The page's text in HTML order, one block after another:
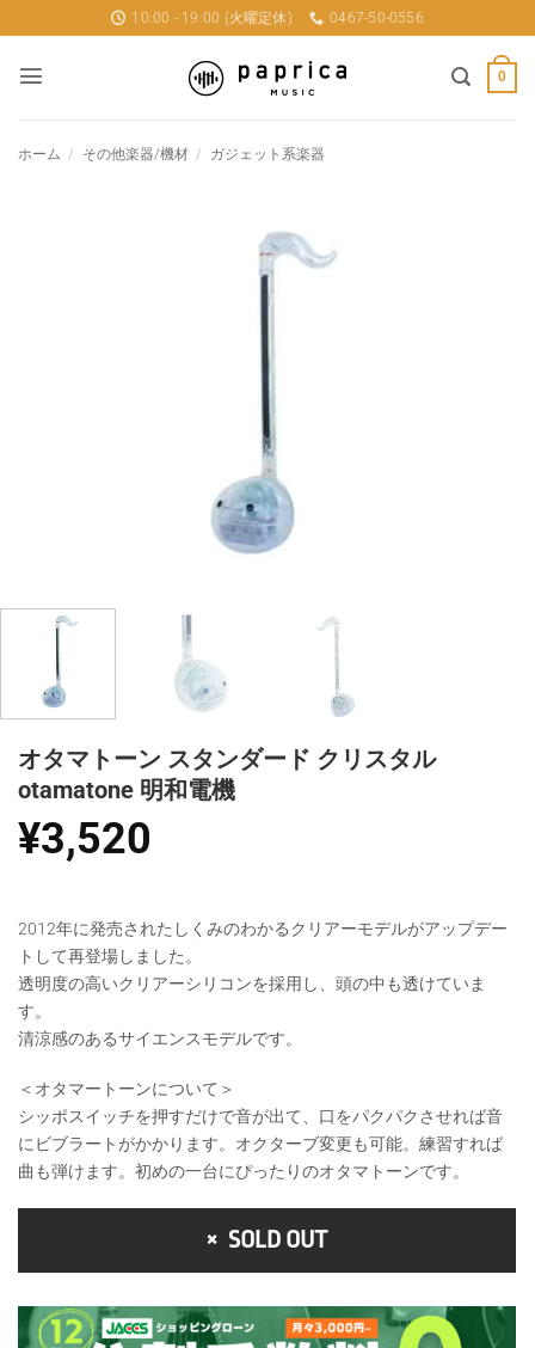
to
content
10:00 - 19:00 (火曜定休) 0467-50-0556
0
ホーム / その他楽器/機材 / ガジェット系楽器
オタマトーン スタンダード クリスタル
otamatone 明和電機
¥3,520
2012年に発売されたしくみのわかるクリアーモデルがアップデー
トして再登場しました。
透明度の高いクリアーシリコンを採用し、頭の中も透けていま
す。
清涼感のあるサイエンスモデルです。
＜オタマートーンについて＞
シッポスイッチを押すだけで音が出て、口をパクパクさせれば音
にビブラートがかかります。オクターブ変更も可能。練習すれば
曲も弾けます。初めの一台にぴったりのオタマトーンです。
SOLD OUT